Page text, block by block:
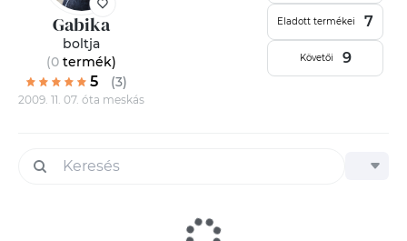
Gabika
boltja
(0 termék)
5 (3)
2009. 11. 07. óta meskás
Eladott termékei 7
Követői 9